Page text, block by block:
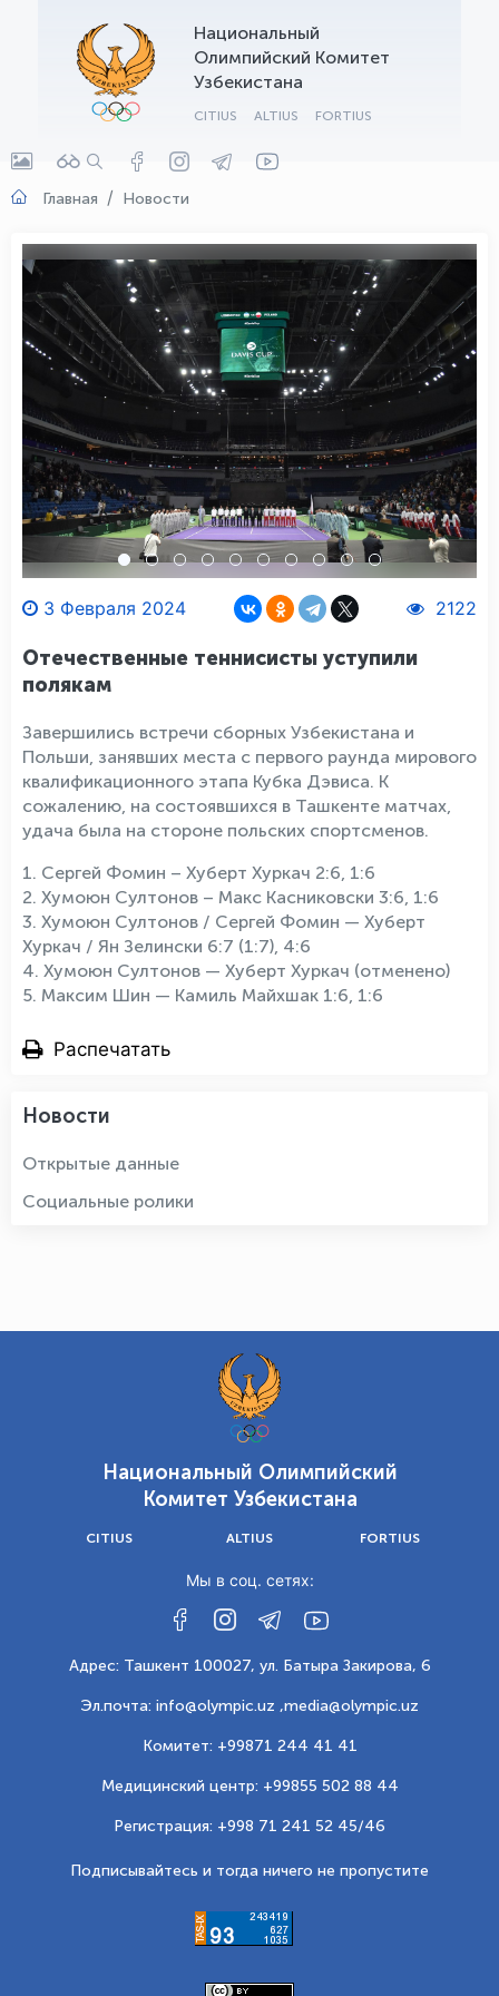
Национальный
Олимпийский Комитет
Узбекистана
CITIUS ALTIUS FORTIUS
Главная Новости
3 Февраля 2024 2122
Отечественные теннисисты уступили
полякам
Завершились встречи сборных Узбекистана и
Польши, занявших места с первого раунда мирового
квалификационного этапа Кубка Дэвиса. К
сожалению, на состоявшихся в Ташкенте матчах,
удача была на стороне польских спортсменов.
1. Сергей Фомин – Хуберт Хуркач 2:6, 1:6
2. Хумоюн Султонов – Макс Касниковски 3:6, 1:6
3. Хумоюн Султонов / Сергей Фомин — Хуберт
Хуркач / Ян Зелински 6:7 (1:7), 4:6
4. Хумоюн Султонов — Хуберт Хуркач (отменено)
5. Максим Шин — Камиль Майхшак 1:6, 1:6
Распечатать
Новости
Открытые данные
Социальные ролики
Национальный Олимпийский
Комитет Узбекистана
CITIUS ALTIUS FORTIUS
Мы в соц. сетях:
Адрес: Ташкент 100027, ул. Батыра Закирова, 6
Эл.почта: info@olympic.uz ,media@olympic.uz
Комитет: +99871 244 41 41
Медицинский центр: +99855 502 88 44
Регистрация: +998 71 241 52 45/46
Подписывайтесь и тогда ничего не пропустите
OLYMPCHIK AI - yordamchi
Онлайн · olympic.uz